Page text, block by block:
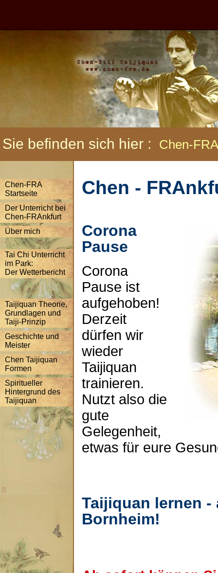
Sie befinden sich hier : Chen-
Chen-FRA
Startseite
Der Unterricht bei
Chen-FRAnkfurt
Über mich
Tai Chi Unterricht
im Park:
Der Wetterbericht
Taijiquan Theorie,
Grundlagen und
Taiji-Prinzip
Geschichte und
Meister
Chen Taijiquan
Formen
Spiritueller
Hintergrund des
Taijiquan
Chen -
Corona
Pause
Corona
Pause ist
aufgehoben!
Derzeit
dürfen wir
wieder
Taijiquan
trainieren.
Nutzt also die
gute
Gelegenheit,
etwas für eure
Taijiquan lernen
Bornheim!